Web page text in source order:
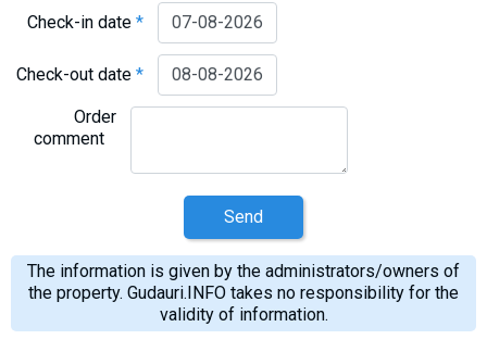
Check-in date*
Check-out date*
Order
comment
Send
The information is given by the administrators/owners of
the property. Gudauri.INFO takes no responsibility for the
validity of information.